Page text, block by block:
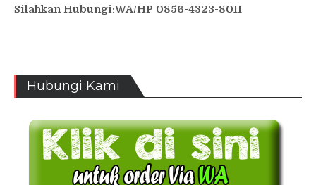
Silahkan Hubungi:WA/HP 0856-4323-8011
Hubungi Kami